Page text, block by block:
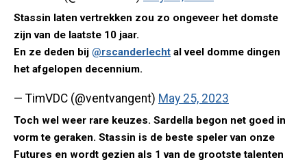
Stassin laten vertrekken zou zo ongeveer het domste
zijn van de laatste 10 jaar.
En ze deden bij @rscanderlecht al veel domme dingen
het afgelopen decennium.
— TimVDC (@ventvangent) May 25, 2023
Toch wel weer rare keuzes. Sardella begon net goed in
vorm te geraken. Stassin is de beste speler van onze
Futures en wordt gezien als 1 van de grootste talenten